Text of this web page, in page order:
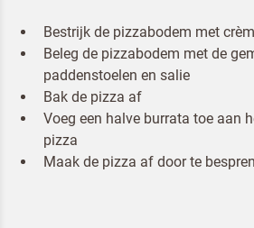
Bestrijk de pizzabodem met
Beleg de pizzabodem met de
paddenstoelen en salie
Bak de pizza af
Voeg een halve burrata toe aan
pizza
Maak de pizza af door te
Om spam te bestrijden, selecteer
afbeelding van deKwarktaart